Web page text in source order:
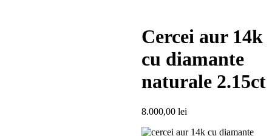
Cercei aur 14k
cu diamante
naturale 2.15ct
8.000,00 lei